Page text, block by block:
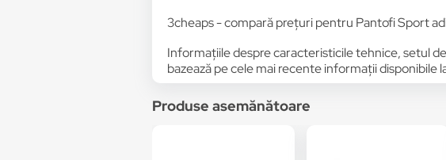
3cheaps - compară prețuri pentru Pantofi Sport
Informațiile despre caracteristicile tehnice, setul
bazează pe cele mai recente informații disponibile
Produse asemănătoare